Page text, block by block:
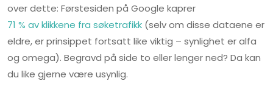
over dette: Førstesiden på Google kaprer
71 % av klikkene fra søketrafikk (selv om disse dataene er
eldre, er prinsippet fortsatt like viktig – synlighet er alfa
og omega). Begravd på side to eller lenger ned? Da kan
du like gjerne være usynlig.